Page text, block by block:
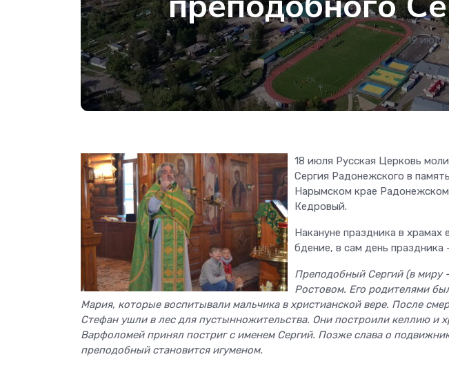
19 июля
18 июля Русская Церковь
Сергия Радонежского в
Нарымском крае
Кедровый.
Накануне праздника в
бдение, в сам день праздника
Преподобный Сергий (в миру
Ростовом. Его родителями
Мария, которые воспитывали мальчика в христианской вере. После
Стефан ушли в лес для пустынножительства. Они построили келлию и
Варфоломей принял постриг с именем Сергий. Позже слава о
преподобный становится игуменом.